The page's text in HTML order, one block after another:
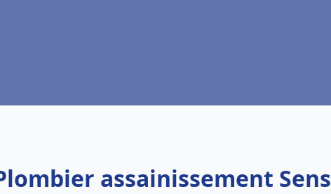
assainissement Sens